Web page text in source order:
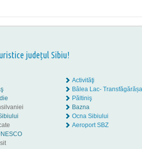
județul Sibiu!
Activităţi
Bâlea Lac-
Păltiniş
Bazna
Ocna Sibiului
Aeroport SBZ